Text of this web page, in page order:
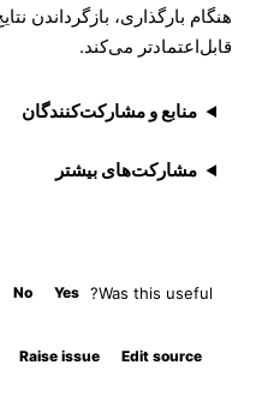
هنگام بارگذاری، بازگرداندن
قابل‌اعتمادتر می‌کند.
منابع و مشارکت‌کنندگان
مشارکت‌های بیشتر
Was this useful?
Yes
No
Edit source
Raise issue